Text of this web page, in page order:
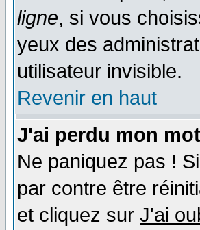
ligne, si vous
yeux des
utilisateur invisible.
Revenir en haut
J'ai perdu mon
Ne paniquez pas !
par contre être
et cliquez sur J'ai